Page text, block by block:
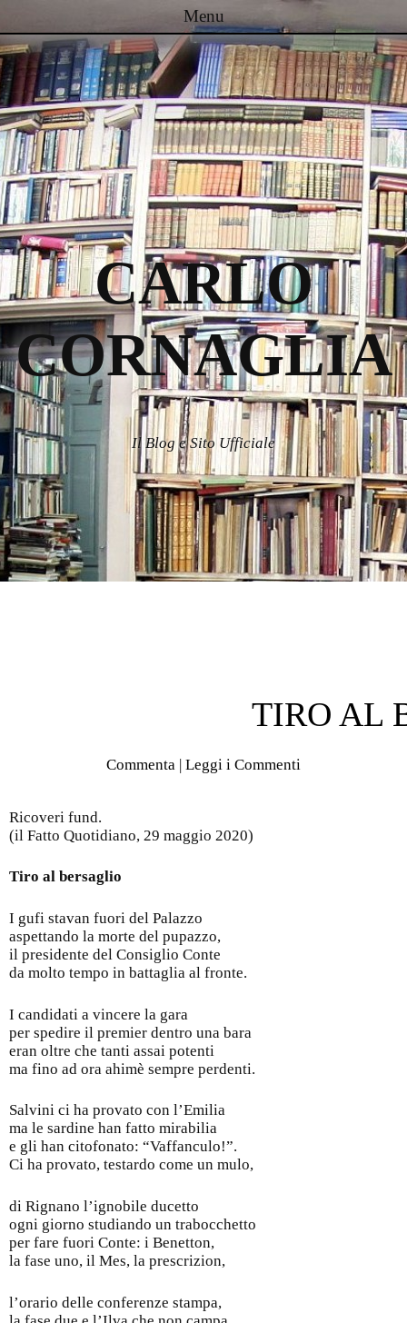
CARLO
CORNAGLIA
Il Blog e Sito Ufficiale
Menu
Passa al contenuto
TIRO AL
Commenta | Leggi i Commenti
Ricoveri fund.
(il Fatto Quotidiano, 29 maggio 2020)
Tiro al bersaglio
I gufi stavan fuori del Palazzo
aspettando la morte del pupazzo,
il presidente del Consiglio Conte
da molto tempo in battaglia al fronte.
I candidati a vincere la gara
per spedire il premier dentro una bara
eran oltre che tanti assai potenti
ma fino ad ora ahimè sempre perdenti.
Salvini ci ha provato con l’Emilia
ma le sardine han fatto mirabilia
e gli han citofonato: “Vaffanculo!”.
Ci ha provato, testardo come un mulo,
di Rignano l’ignobile ducetto
ogni giorno studiando un trabocchetto
per fare fuori Conte: i Benetton,
la fase uno, il Mes, la prescrizion,
l’orario delle conferenze stampa,